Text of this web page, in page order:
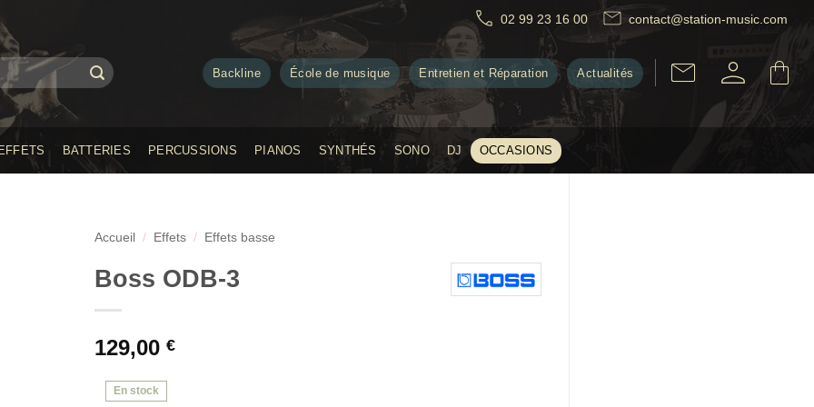
02 99 23 16 00 contact@station-music.com
Backline École de musique Entretien et Réparation Actualités
BATTERIES PERCUSSIONS PIANOS SYNTHÉS SONO DJ OCCASIONS
Accueil / Effets / Effets basse
Boss ODB-3
129,00€
En stock